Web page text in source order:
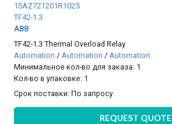
1SAZ721201R1025
TF42-1.3
ABB
TF42-1.3 Thermal Overload Relay
Automation / Automation / Automation
Минимальное кол-во для заказа: 1
Кол-во в упаковке: 1
Срок поставки:По запросу
REQUEST QUOTE